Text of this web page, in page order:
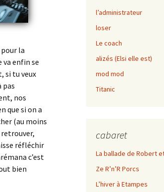
la
enfin se
si tu veux
pas
nos
que si on a
(au moins
réfléchir
c’est
bien
l’administrateur
loser
Le coach
alizés (Elsi elle est)
mod mod
Titanic
cabaret
La ballade de Robert
Ze R’n’R Porcs
L’hiver à Etampes